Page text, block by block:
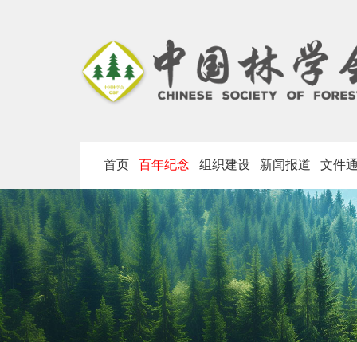
首页 百年纪念 组织建设 新闻报道 文件